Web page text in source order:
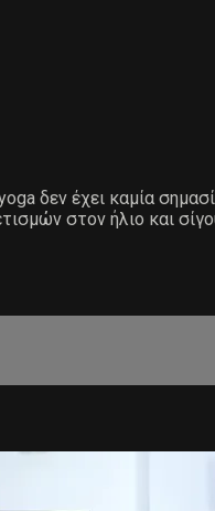
δεν έχει καμία
στον ήλιο και